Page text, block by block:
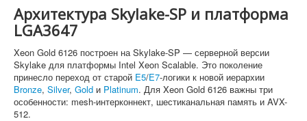
Архитектура Skylake-SP и платформа
LGA3647
Xeon Gold 6126 построен на Skylake-SP — серверной версии
Skylake для платформы Intel Xeon Scalable. Это поколение
принесло переход от старой E5/E7-логики к новой иерархии
Bronze, Silver, Gold и Platinum. Для Xeon Gold 6126 важны три
особенности: mesh-интерконнект, шестиканальная память и AVX-
512.